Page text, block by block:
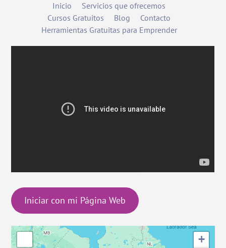
Inicio
Servicios que ofrecemos
Cursos Gratuitos
Blog
Contacto
Herramientas Gratuitas para Emprender
Iniciar con mi Página Web
+